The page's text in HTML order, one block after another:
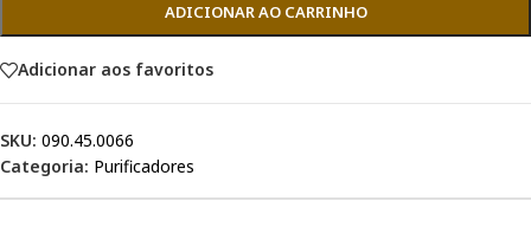
ADICIONAR AO CARRINHO
Adicionar aos favoritos
SKU: 090.45.0066
Categoria: Purificadores